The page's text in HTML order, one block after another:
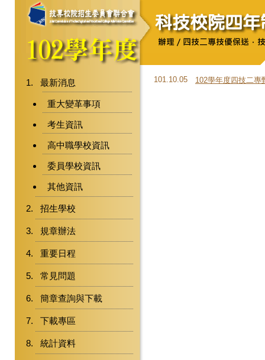
最新消息
重大變革事項
考生資訊
高中職學校資訊
委員學校資訊
其他資訊
招生學校
規章辦法
重要日程
常見問題
簡章查詢與下載
下載專區
統計資料
101.10.05 102學年度四技二專